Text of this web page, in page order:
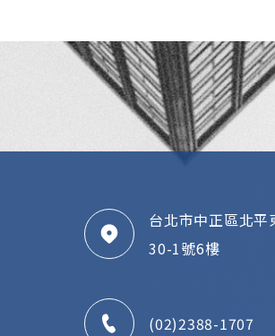
台北市中正區北平
30-1號6樓
(02)2388-1707